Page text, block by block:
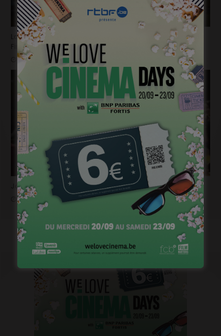
La bande-annonce du nouvel opus de « Destination
Finale » fait trembler !
mars 26, 2025
John Carpenter et Bong Joon-ho vont collaborer !
mars 26, 2025